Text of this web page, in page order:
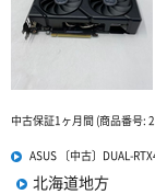
中古保証1ヶ月間 (商品番号:
ASUS 〔中古〕DUAL-
北海道地方